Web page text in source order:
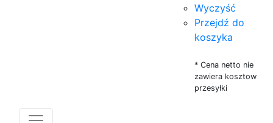
Wyczyść
Przejdź do
koszyka
* Cena netto nie
zawiera kosztow
przesyłki